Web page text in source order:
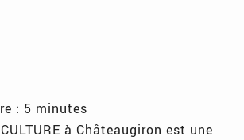
: 5 minutes
à Châteaugiron est une